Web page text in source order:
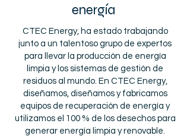
energía
CTEC Energy, ha estado trabajando
junto a un talentoso grupo de expertos
para llevar la producción de energía
limpia y los sistemas de gestión de
residuos al mundo. En CTEC Energy,
diseñamos, diseñamos y fabricamos
equipos de recuperación de energía y
utilizamos el 100 % de los desechos para
generar energía limpia y renovable.